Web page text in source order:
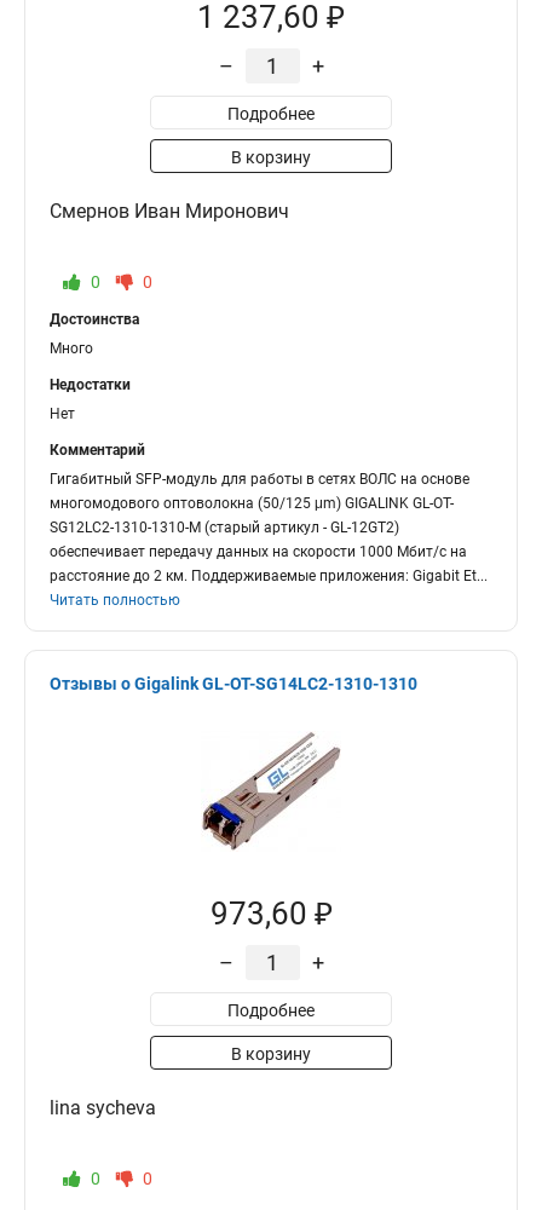
1 237,60 ₽
– +
Подробнее
В корзину
Смернов Иван Миронович
0 0
Достоинства
Много
Недостатки
Нет
Комментарий
Гигабитный SFP-модуль для работы в сетях ВОЛС на основе
многомодового оптоволокна (50/125 μm) GIGALINK GL-OT-
SG12LC2-1310-1310-M (старый артикул - GL-12GT2)
обеспечивает передачу данных на скорости 1000 Мбит/с на
расстояние до 2 км. Поддерживаемые приложения: Gigabit Et...
Читать полностью
Отзывы о Gigalink GL-OT-SG14LC2-1310-1310
973,60 ₽
– +
Подробнее
В корзину
lina sycheva
0 0